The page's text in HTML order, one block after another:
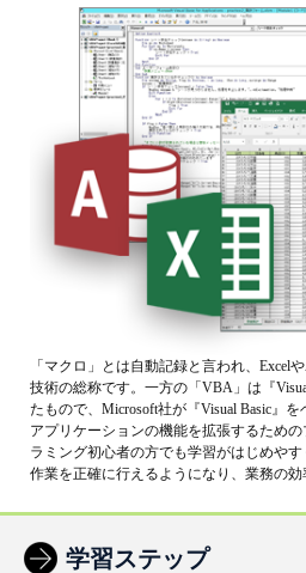
「マクロ」とは自動記録と言われ、Excel
技術の総称です。一方の「VBA」は『
たもので、Microsoft社が『Visual Basic』
アプリケーションの機能を拡張するため
ラミング初心者の方でも学習がはじめや
作業を正確に行えるようになり、業務の効
学習ステップ